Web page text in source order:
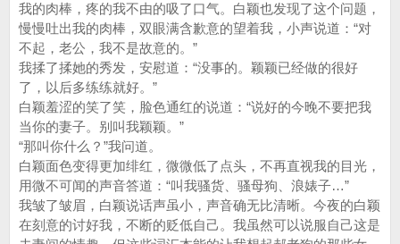
我的肉棒，疼的我不由的吸了口气。白颖也发现了这个问题，
慢慢吐出我的肉棒，双眼满含歉意的望着我，小声说道：“对
不起，老公，我不是故意的。”
我揉了揉她的秀发，安慰道：“没事的。颖颖已经做的很好
了，以后多练练就好。”
白颖羞涩的笑了笑，脸色通红的说道：“说好的今晚不要把我
当你的妻子。别叫我颖颖。”
“那叫你什么？”我问道。
白颖面色变得更加绯红，微微低了点头，不再直视我的目光，
用微不可闻的声音答道：“叫我骚货、骚母狗、浪婊子…”
我皱了皱眉，白颖说话声虽小，声音确无比清晰。今夜的白颖
在刻意的讨好我，不断的贬低自己。我虽然可以说服自己这是